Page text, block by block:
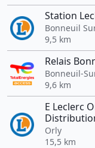
Station
Bonneuil
9,5 km
Relais
Bonneuil-
9,6 km
E Leclerc
Orly
15,5 km